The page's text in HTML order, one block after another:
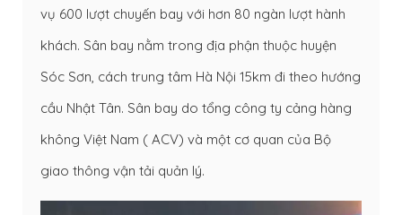
vụ 600 lượt chuyến bay với hơn 80 ngàn lượt hành
khách. Sân bay nằm trong địa phận thuộc huyện
Sóc Sơn, cách trung tâm Hà Nội 15km đi theo hướng
cầu Nhật Tân. Sân bay do tổng công ty cảng hàng
không Việt Nam ( ACV) và một cơ quan của Bộ
giao thông vận tải quản lý.